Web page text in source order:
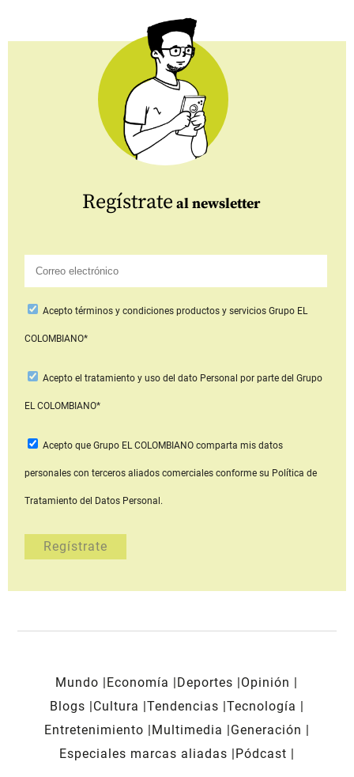
Regístrate al newsletter
Aceptotérminos y condiciones productos y serviciosGrupo EL
COLOMBIANO*
Acepto el tratamiento y uso del dato Personal por parte del Grupo
EL COLOMBIANO*
Acepto que Grupo EL COLOMBIANOcomparta mis datos
personales con terceros aliados comerciales conforme su Política de
Tratamiento del Datos Personal.
Mundo Economía Deportes
Opinión
Blogs
Cultura Tendencias Tecnología
Entretenimiento
Multimedia
Generación
Especiales marcas aliadas
Pódcast